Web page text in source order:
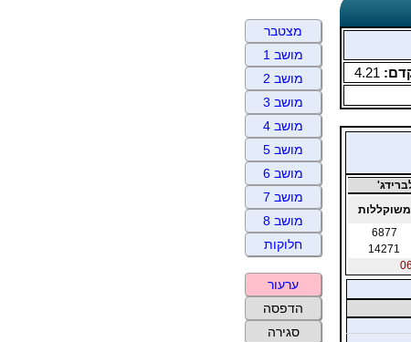
4.21
משוקללות
6877
14271
מצטבר
מושב 1
מושב 2
מושב 3
מושב 4
מושב 5
מושב 6
מושב 7
מושב 8
חלוקות
ערעור
הדפסה
סגירה